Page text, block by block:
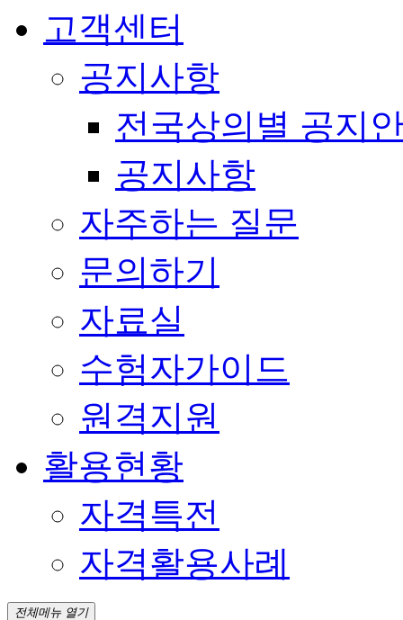
고객센터
공지사항
전국상의별 공지
공지사항
자주하는 질문
문의하기
자료실
수험자가이드
원격지원
활용현황
자격특전
자격활용사례
전체메뉴 열기